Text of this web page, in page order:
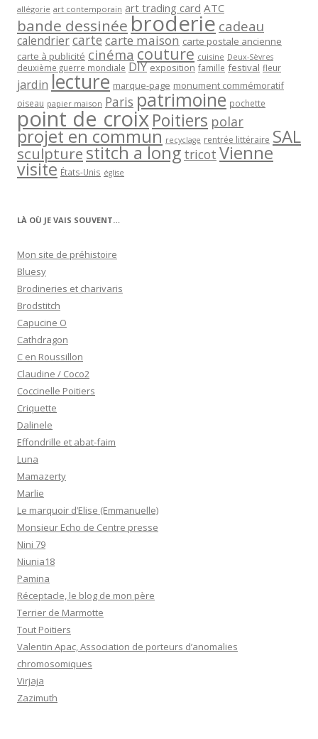
allégorie art contemporain art trading card ATC
bande dessinée broderie cadeau
calendriercartecarte maison carte postale ancienne
carte à publicité cinéma couture cuisine Deux-Sèvres
deuxième guerre mondiale DIY exposition famille festival fleur
jardin lecture marque-page monument commémoratif
oiseau papier maison Paris patrimoine pochette
point de croixPoitiers polar
projet en commun recyclage rentrée littéraire SAL
sculpturestitch a long tricot Vienne
visite États-Unis église
LÀ OÙ JE VAIS SOUVENT…
Mon site de préhistoire
Bluesy
Brodineries et charivaris
Brodstitch
Capucine O
Cathdragon
C en Roussillon
Claudine / Coco2
Coccinelle Poitiers
Criquette
Dalinele
Effondrille et abat-faim
Luna
Mamazerty
Marlie
Le marquoir d’Elise (Emmanuelle)
Monsieur Echo de Centre presse
Nini 79
Niunia18
Pamina
Réceptacle, le blog de mon père
Terrier de Marmotte
Tout Poitiers
Valentin Apac, Association de porteurs d’anomalies
chromosomiques
Virjaja
Zazimuth